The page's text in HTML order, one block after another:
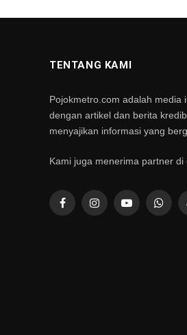
TENTANG KAMI
Pojokmetro.com adalah media
dengan artikel dan berita
menyajikan informasi yang
Kami juga menerima partner di
FacebookInstagramYouTube